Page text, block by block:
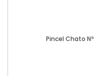
Pincel Chato